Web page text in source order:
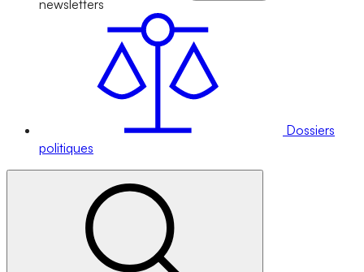
newsletters
Dossiers
politiques